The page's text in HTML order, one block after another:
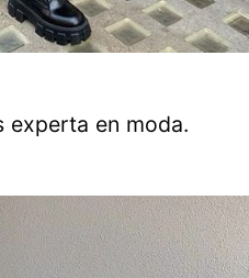
experta en moda.